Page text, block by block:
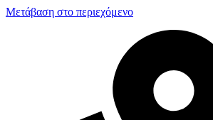
Μετάβαση στο περιεχόμενο